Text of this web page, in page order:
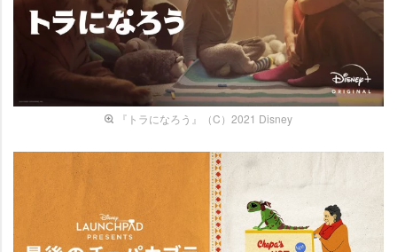
『トラになろう』（C）2021 Disney